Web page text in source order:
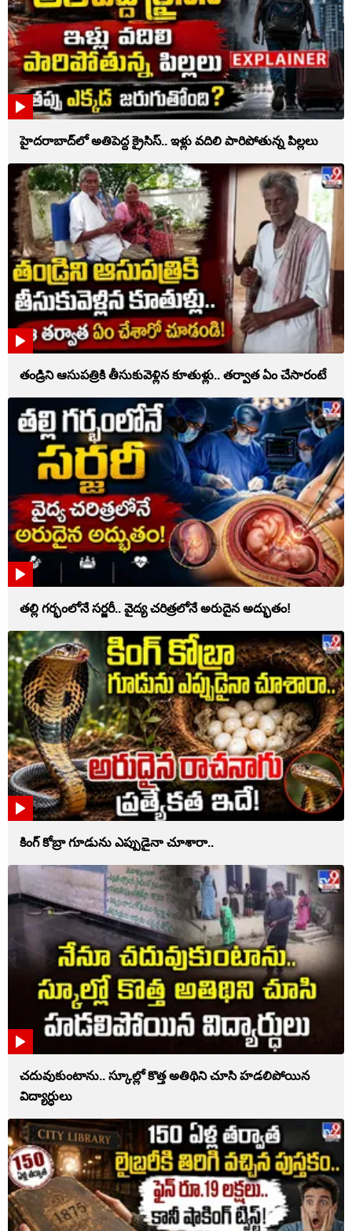
హైదరాబాద్‌లో అతిపెద్ద క్రైసిస్.. ఇళ్లు వదిలి పారిపోతున్న పిల్లలు
తండ్రిని ఆసుపత్రికి తీసుకువెళ్లిన కూతుళ్లు.. తర్వాత ఏం చేసారంటే
తల్లి గర్భంలోనే సర్జరీ.. వైద్య చరిత్రలోనే అరుదైన అద్భుతం!
కింగ్ కోబ్రా గూడును ఎప్పుడైనా చూశారా..
చదువుకుంటాను.. స్కూల్లో కొత్త అతిథిని చూసి హడలిపోయిన
విద్యార్ధులు